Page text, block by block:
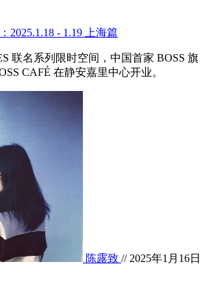
2025.1.18 - 1.19 上海篇
联名系列限时空间，中国首家 BOSS 旗
CAFÉ 在静安嘉里中心开业。
陈露致 // 2025年1月16日